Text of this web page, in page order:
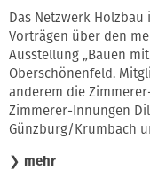
Innung
Das Netzwerk
Vorträgen über den
Ausstellung „Bauen
Oberschönenfeld.
anderem die
Zimmerer-Innungen
Günzburg/Krumbach
❯ mehr